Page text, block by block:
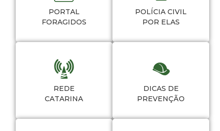
PORTAL
FORAGIDOS
POLÍCIA CIVIL
POR ELAS
REDE
CATARINA
DICAS DE
PREVENÇÃO